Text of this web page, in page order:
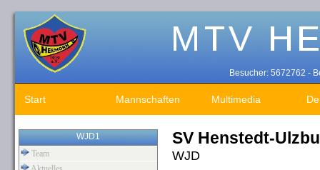
Besucher: 5672762 -
Start Mannschaften Multimedia
WJD1
Team
SV Henstedt-
WJD